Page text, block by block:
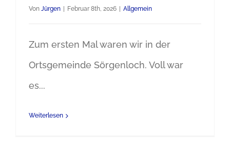
Von Jürgen Februar 8th, 2026 Allgemein
Zum ersten Mal waren wir in der
Ortsgemeinde Sörgenloch. Voll war
es...
Weiterlesen